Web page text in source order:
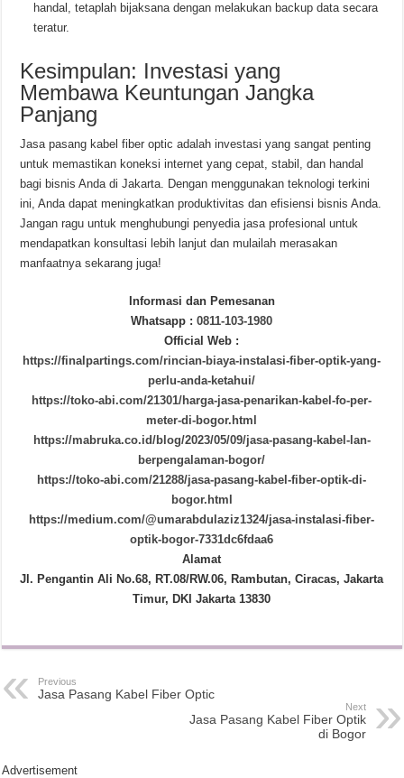
handal, tetaplah bijaksana dengan melakukan backup data secara
teratur.
Kesimpulan: Investasi yang
Membawa Keuntungan Jangka
Panjang
Jasa pasang kabel fiber optic adalah investasi yang sangat penting
untuk memastikan koneksi internet yang cepat, stabil, dan handal
bagi bisnis Anda di Jakarta. Dengan menggunakan teknologi terkini
ini, Anda dapat meningkatkan produktivitas dan efisiensi bisnis Anda.
Jangan ragu untuk menghubungi penyedia jasa profesional untuk
mendapatkan konsultasi lebih lanjut dan mulailah merasakan
manfaatnya sekarang juga!
Informasi dan Pemesanan
Whatsapp :0811-103-1980
Official Web :
https://finalpartings.com/rincian-biaya-instalasi-fiber-optik-yang-
perlu-anda-ketahui/
https://toko-abi.com/21301/harga-jasa-penarikan-kabel-fo-per-
meter-di-bogor.html
https://mabruka.co.id/blog/2023/05/09/jasa-pasang-kabel-lan-
berpengalaman-bogor/
https://toko-abi.com/21288/jasa-pasang-kabel-fiber-optik-di-
bogor.html
https://medium.com/@umarabdulaziz1324/jasa-instalasi-fiber-
optik-bogor-7331dc6fdaa6
Alamat
Jl. Pengantin Ali No.68, RT.08/RW.06, Rambutan, Ciracas, Jakarta
Timur, DKI Jakarta 13830
Previous
Jasa Pasang Kabel Fiber Optic
Next
Jasa Pasang Kabel Fiber Optik
di Bogor
Advertisement